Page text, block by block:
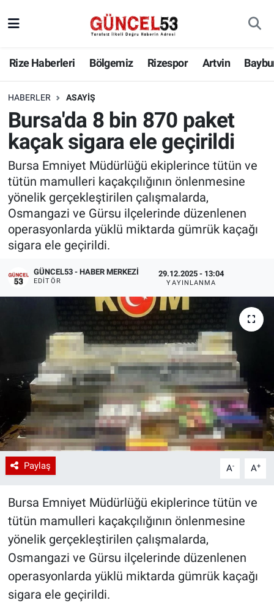
Rize Haberleri Bölgemiz Rizespor Artvin
HABERLER ASAYIŞ
Bursa'da 8 bin 870 paket
kaçak sigara ele geçirildi
Bursa Emniyet Müdürlüğü ekiplerince tütün ve
tütün mamulleri kaçakçılığının önlenmesine
yönelik gerçekleştirilen çalışmalarda,
Osmangazi ve Gürsu ilçelerinde düzenlenen
operasyonlarda yüklü miktarda gümrük kaçağı
sigara ele geçirildi.
GÜNCEL53 - HABER MERKEZI
EDITÖR
29.12.2025 - 13:04
YAYINLANMA
Paylaş A- A+
Bursa Emniyet Müdürlüğü ekiplerince tütün ve
tütün mamulleri kaçakçılığının önlenmesine
yönelik gerçekleştirilen çalışmalarda,
Osmangazi ve Gürsu ilçelerinde düzenlenen
operasyonlarda yüklü miktarda gümrük kaçağı
sigara ele geçirildi.